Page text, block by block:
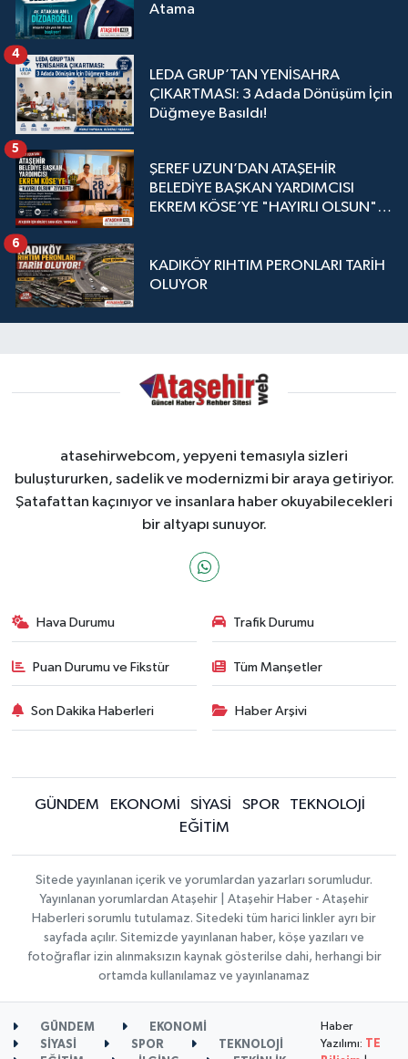
Atama
LEDA GRUP’TAN YENİSAHRA
ÇIKARTMASI: 3 Adada Dönüşüm İçin
Düğmeye Basıldı!
4
ŞEREF UZUN’DAN ATAŞEHİR
BELEDİYE BAŞKAN YARDIMCISI
EKREM KÖSE’YE "HAYIRLI OLSUN"
5
KADIKÖY RIHTIM PERONLARI TARİH
OLUYOR
6
atasehirwebcom, yepyeni temasıyla sizleri
buluştururken, sadelik ve modernizmi bir araya getiriyor.
Şatafattan kaçınıyor ve insanlara haber okuyabilecekleri
bir altyapı sunuyor.
Hava Durumu Trafik Durumu
Puan Durumu ve Fikstür Tüm Manşetler
Son Dakika Haberleri Haber Arşivi
GÜNDEM EKONOMİ SİYASİ SPOR
TEKNOLOJİ
EĞİTİM
Sitede yayınlanan içerik ve yorumlardan yazarları sorumludur.
Yayınlanan yorumlardan Ataşehir | Ataşehir Haber - Ataşehir
Haberleri sorumlu tutulamaz. Sitedeki tüm harici linkler ayrı bir
sayfada açılır. Sitemizde yayınlanan haber, köşe yazıları ve
fotoğraflar izin alınmaksızın kaynak gösterilse dahi, herhangi bir
ortamda kullanılamaz ve yayınlanamaz
GÜNDEM
EKONOMİ
SİYASİ
SPOR
TEKNOLOJİ
Haber
Yazılımı: TE